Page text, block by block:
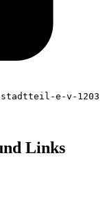
stadtteil-e-v-1203
Links